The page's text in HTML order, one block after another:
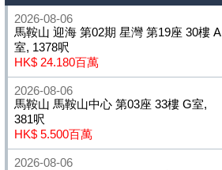
2026-08-06
馬鞍山 迎海 第02期 星灣 第19座 30樓 A
室, 1378呎
HK$ 24.180百萬
2026-08-06
馬鞍山 馬鞍山中心 第03座 33樓 G室,
381呎
HK$ 5.500百萬
2026-08-06